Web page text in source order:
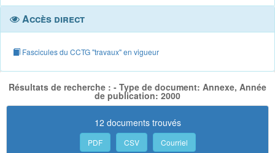
Accès direct
Fascicules du CCTG "travaux" en vigueur
Résultats de recherche : - Type de document: Annexe, Année
de publication: 2000
12 documents trouvés
PDF CSV Courriel